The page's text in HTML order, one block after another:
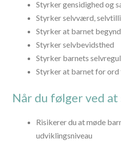
Styrker gensidighed og
Styrker selvværd,
Styrker at barnet
Styrker selvbevidsthed
Styrker barnets
Styrker at barnet for
Når du følger ved at
Risikerer du at møde
udviklingsniveau